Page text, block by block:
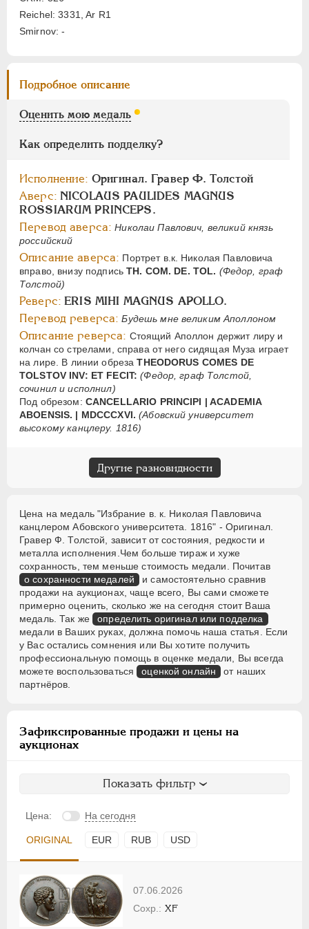
Reichel: 3331, Ar R1
Smirnov: -
Подробное описание
Оценить мою медаль
Как определить подделку?
Исполнение: Оригинал. Гравер Ф. Толстой
Аверс: NICOLAUS PAULIDES MAGNUS
ROSSIARUM PRINCEPS.
Перевод аверса: Николаи Павлович, великий князь
российский
Описание аверса: Портрет в.к. Николая Павловича
вправо, внизу подписьTH. COM. DE. TOL. (Федор, граф
Толстой)
Реверс: ERIS MIHI MAGNUS APOLLO.
Перевод реверса: Будешь мне великим Аполлоном
Описание реверса: Стоящий Аполлон держит лиру и
колчан со стрелами, справа от него сидящая Муза играет
на лире. В линии обрезаTHEODORUS COMES DE
TOLSTOV INV: ET FECIT: (Федор, граф Толстой,
сочинил и исполнил)
Под обрезом: CANCELLARIO PRINCIPI | ACADEMIA
ABOENSIS. | MDCCCXVI. (Абовский университет
высокому канцлеру. 1816)
Другие разновидности
Цена на медаль "Избрание в. к. Николая Павловича
канцлером Абовского университета. 1816" - Оригинал.
Гравер Ф. Толстой, зависит от состояния, редкости и
металла исполнения.Чем больше тираж и хуже
сохранность, тем меньше стоимость медали. Почитав
о сохранности медалей и самостоятельно сравнив
продажи на аукционах, чаще всего, Вы сами сможете
примерно оценить, сколько же на сегодня стоит Ваша
медаль. Так же определить оригинал или подделка
медали в Ваших руках, должна помочь наша статья. Если
у Вас остались сомнения или Вы хотите получить
профессиональную помощь в оценке медали, Вы всегда
можете воспользоваться оценкой онлайн
от наших
партнёров.
Зафиксированные продажи и цены на
аукционах
Показать фильтр
Цена: На сегодня
ORIGINAL EUR RUB USD
07.06.2026
XF
Цифры
1 2
АЛЕКСАНДР II 1855-1881
АЛЕКСАНДР III 1881-1894
СЕРИИ МЕДАЛЕЙ 1600-1881